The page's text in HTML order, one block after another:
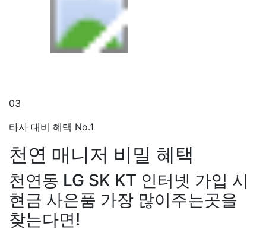
03
타사 대비 혜택 No.1
천연 매니저 비밀 혜택
천연동 LG SK KT 인터넷 가입 시
현금 사은품 가장 많이주는곳을
찾는다면!